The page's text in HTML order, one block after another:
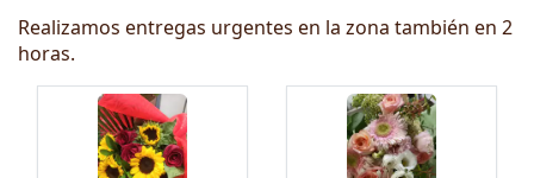
Realizamos entregas urgentes en la zona también en 2
horas.